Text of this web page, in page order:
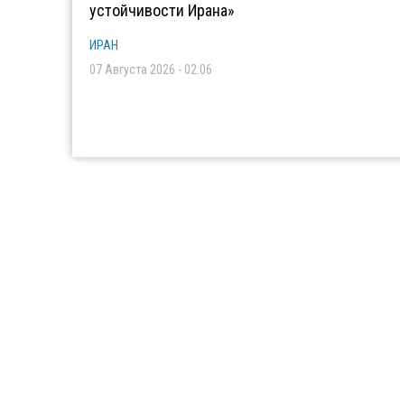
устойчивости Ирана»
ИРАН
07 Августа 2026 - 02:06